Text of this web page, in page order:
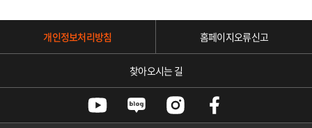
개인정보처리방침 홈페이지오류신고
찾아오시는 길